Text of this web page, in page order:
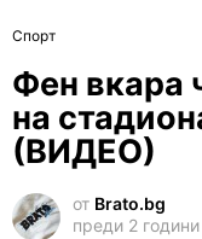
Спорт
Фен вкара
на
(ВИДЕО)
от Brato.bg
преди 2 години